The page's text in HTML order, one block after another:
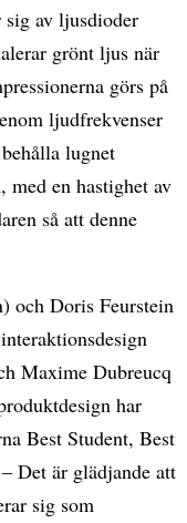
sig av ljusdioder
grönt ljus när
görs på
ljudfrekvenser
lugnet
med en hastighet av
så att denne
och Doris Feurstein
Maxime Dubreucq
har
Best Student, Best
Det är glädjande att
sig som